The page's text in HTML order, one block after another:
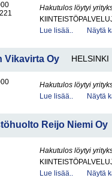
Hakutulos löytyi
Lue lisää..
Näytä
Vikavirta Oy HELSINKI
Hakutulos löytyi
Lue lisää..
Näytä
Reijo Niemi Oy
Hakutulos löytyi
Lue lisää..
Näytä